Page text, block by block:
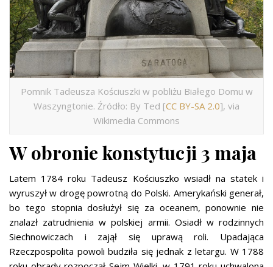
Pomnik Tadeusza Kościuszki w pobliżu Białego Domu w
Waszyngtonie. Źródło: By Ted [CC BY-SA 2.0], via
Wikimedia Commons
W obronie konstytucji 3 maja
Latem 1784 roku Tadeusz Kościuszko wsiadł na statek i
wyruszył w drogę powrotną do Polski. Amerykański generał,
bo tego stopnia dosłużył się za oceanem, ponownie nie
znalazł zatrudnienia w polskiej armii. Osiadł w rodzinnych
Siechnowiczach i zajął się uprawą roli. Upadająca
Rzeczpospolita powoli budziła się jednak z letargu. W 1788